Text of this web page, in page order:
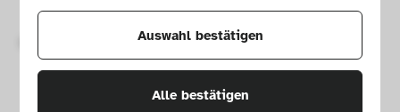
Auswahl bestätigen
Alle bestätigen
Newsletter
Copyright © 2026 Die Neue Sammlung – The Design Museum.
Alle Rechte vorbehalten.